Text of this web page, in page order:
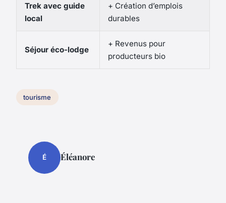
Trek avec guide
local
+ Création d’emplois
durables
Séjour éco-lodge
+ Revenus pour
producteurs bio
tourisme
É Éléanore